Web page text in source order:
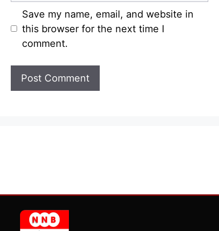
Save my name, email, and website in
this browser for the next time I
comment.